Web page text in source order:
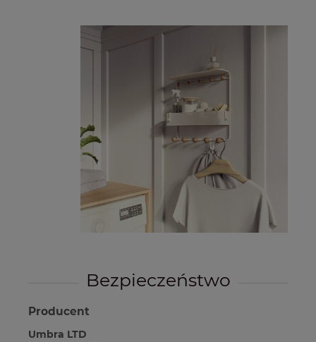
Bezpieczeństwo
Producent
Umbra LTD